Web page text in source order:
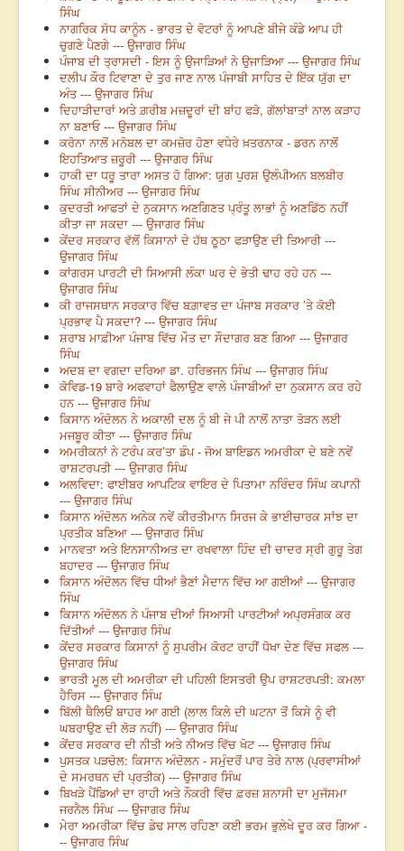
ਸਿੰਘ
ਨਾਗਰਿਕ ਸੋਧ ਕਾਨੂੰਨ - ਭਾਰਤ ਦੇ ਵੋਟਰਾਂ ਨੂੰ ਆਪਣੇ ਬੀਜੇ ਕੰਡੇ ਆਪ ਹੀ
ਚੁਗਣੇ ਪੈਣਗੇ --- ਉਜਾਗਰ ਸਿੰਘ
ਪੰਜਾਬ ਦੀ ਤ੍ਰਾਸਦੀ - ਇਸ ਨੂੰ ਉਜਾੜਿਆਂ ਨੇ ਉਜਾੜਿਆ --- ਉਜਾਗਰ ਸਿੰਘ
ਦਲੀਪ ਕੌਰ ਟਿਵਾਣਾ ਦੇ ਤੁਰ ਜਾਣ ਨਾਲ ਪੰਜਾਬੀ ਸਾਹਿਤ ਦੇ ਇੱਕ ਯੁੱਗ ਦਾ
ਅੰਤ --- ਉਜਾਗਰ ਸਿੰਘ
ਦਿਹਾੜੀਦਾਰਾਂ ਅਤੇ ਗ਼ਰੀਬ ਮਜ਼ਦੂਰਾਂ ਦੀ ਬਾਂਹ ਫੜੋ, ਗੱਲਾਂਬਾਤਾਂ ਨਾਲ ਕੜਾਹ
ਨਾ ਬਣਾਓ --- ਉਜਾਗਰ ਸਿੰਘ
ਕਰੋਨਾ ਨਾਲੋਂ ਮਨੋਬਲ ਦਾ ਕਮਜ਼ੋਰ ਹੋਣਾ ਵਧੇਰੇ ਖ਼ਤਰਨਾਕ - ਡਰਨ ਨਾਲੋਂ
ਇਹਤਿਆਤ ਜ਼ਰੂਰੀ --- ਉਜਾਗਰ ਸਿੰਘ
ਹਾਕੀ ਦਾ ਧਰੂ ਤਾਰਾ ਅਸਤ ਹੋ ਗਿਆ: ਯੁਗ ਪੁਰਸ਼ ਉਲੰਪੀਅਨ ਬਲਬੀਰ
ਸਿੰਘ ਸੀਨੀਅਰ --- ਉਜਾਗਰ ਸਿੰਘ
ਕੁਦਰਤੀ ਆਫਤਾਂ ਦੇ ਨੁਕਸਾਨ ਅਣਗਿਣਤ ਪ੍ਰੰਤੂ ਲਾਭਾਂ ਨੂੰ ਅਣਡਿੱਠ ਨਹੀਂ
ਕੀਤਾ ਜਾ ਸਕਦਾ --- ਉਜਾਗਰ ਸਿੰਘ
ਕੇਂਦਰ ਸਰਕਾਰ ਵੱਲੋਂ ਕਿਸਾਨਾਂ ਦੇ ਹੱਥ ਠੂਠਾ ਫੜਾਉਣ ਦੀ ਤਿਆਰੀ ---
ਉਜਾਗਰ ਸਿੰਘ
ਕਾਂਗਰਸ ਪਾਰਟੀ ਦੀ ਸਿਆਸੀ ਲੰਕਾ ਘਰ ਦੇ ਭੇਤੀ ਢਾਹ ਰਹੇ ਹਨ ---
ਉਜਾਗਰ ਸਿੰਘ
ਕੀ ਰਾਜਸਥਾਨ ਸਰਕਾਰ ਵਿੱਚ ਬਗ਼ਾਵਤ ਦਾ ਪੰਜਾਬ ਸਰਕਾਰ ’ਤੇ ਕੋਈ
ਪ੍ਰਭਾਵ ਪੈ ਸਕਦਾ? --- ਉਜਾਗਰ ਸਿੰਘ
ਸ਼ਰਾਬ ਮਾਫ਼ੀਆ ਪੰਜਾਬ ਵਿੱਚ ਮੌਤ ਦਾ ਸੌਦਾਗਰ ਬਣ ਗਿਆ --- ਉਜਾਗਰ
ਸਿੰਘ
ਅਦਬ ਦਾ ਵਗਦਾ ਦਰਿਆ ਡਾ. ਹਰਿਭਜਨ ਸਿੰਘ --- ਉਜਾਗਰ ਸਿੰਘ
ਕੋਵਿਡ-19 ਬਾਰੇ ਅਫਵਾਹਾਂ ਫੈਲਾਉਣ ਵਾਲੇ ਪੰਜਾਬੀਆਂ ਦਾ ਨੁਕਸਾਨ ਕਰ ਰਹੇ
ਹਨ --- ਉਜਾਗਰ ਸਿੰਘ
ਕਿਸਾਨ ਅੰਦੋਲਨ ਨੇ ਅਕਾਲੀ ਦਲ ਨੂੰ ਬੀ ਜੇ ਪੀ ਨਾਲੋਂ ਨਾਤਾ ਤੋੜਨ ਲਈ
ਮਜਬੂਰ ਕੀਤਾ --- ਉਜਾਗਰ ਸਿੰਘ
ਅਮਰੀਕਨਾਂ ਨੇ ਟਰੰਪ ਕਰ’ਤਾ ਡੰਪ - ਜੋਅ ਬਾਇਡਨ ਅਮਰੀਕਾ ਦੇ ਬਣੇ ਨਵੇਂ
ਰਾਸ਼ਟਰਪਤੀ --- ਉਜਾਗਰ ਸਿੰਘ
ਅਲਵਿਦਾ: ਫਾਈਬਰ ਆਪਟਿਕ ਵਾਇਰ ਦੇ ਪਿਤਾਮਾ ਨਰਿੰਦਰ ਸਿੰਘ ਕਪਾਨੀ
--- ਉਜਾਗਰ ਸਿੰਘ
ਕਿਸਾਨ ਅੰਦੋਲਨ ਅਨੇਕ ਨਵੇਂ ਕੀਰਤੀਮਾਨ ਸਿਰਜ ਕੇ ਭਾਈਚਾਰਕ ਸਾਂਝ ਦਾ
ਪ੍ਰਤੀਕ ਬਣਿਆ --- ਉਜਾਗਰ ਸਿੰਘ
ਮਾਨਵਤਾ ਅਤੇ ਇਨਸਾਨੀਅਤ ਦਾ ਰਖਵਾਲਾ ਹਿੰਦ ਦੀ ਚਾਦਰ ਸ੍ਰੀ ਗੁਰੂ ਤੇਗ
ਬਹਾਦਰ --- ਉਜਾਗਰ ਸਿੰਘ
ਕਿਸਾਨ ਅੰਦੋਲਨ ਵਿੱਚ ਧੀਆਂ ਭੈਣਾਂ ਮੈਦਾਨ ਵਿੱਚ ਆ ਗਈਆਂ --- ਉਜਾਗਰ
ਸਿੰਘ
ਕਿਸਾਨ ਅੰਦੋਲਨ ਨੇ ਪੰਜਾਬ ਦੀਆਂ ਸਿਆਸੀ ਪਾਰਟੀਆਂ ਅਪ੍ਰਸੰਗਕ ਕਰ
ਦਿੱਤੀਆਂ --- ਉਜਾਗਰ ਸਿੰਘ
ਕੇਂਦਰ ਸਰਕਾਰ ਕਿਸਾਨਾਂ ਨੂੰ ਸੁਪਰੀਮ ਕੋਰਟ ਰਾਹੀਂ ਧੋਖਾ ਦੇਣ ਵਿੱਚ ਸਫਲ ---
ਉਜਾਗਰ ਸਿੰਘ
ਭਾਰਤੀ ਮੂਲ ਦੀ ਅਮਰੀਕਾ ਦੀ ਪਹਿਲੀ ਇਸਤਰੀ ਉਪ ਰਾਸ਼ਟਰਪਤੀ: ਕਮਲਾ
ਹੈਰਿਸ --- ਉਜਾਗਰ ਸਿੰਘ
ਬਿੱਲੀ ਥੈਲਿਓਂ ਬਾਹਰ ਆ ਗਈ (ਲਾਲ ਕਿਲੇ ਦੀ ਘਟਨਾ ਤੋਂ ਕਿਸੇ ਨੂੰ ਵੀ
ਘਬਰਾਉਣ ਦੀ ਲੋੜ ਨਹੀਂ) --- ਉਜਾਗਰ ਸਿੰਘ
ਕੇਂਦਰ ਸਰਕਾਰ ਦੀ ਨੀਤੀ ਅਤੇ ਨੀਅਤ ਵਿੱਚ ਖੋਟ --- ਉਜਾਗਰ ਸਿੰਘ
ਪੁਸਤਕ ਪੜਚੋਲ: ਕਿਸਾਨ ਅੰਦੋਲਨ - ਸਮੁੰਦਰੋਂ ਪਾਰ ਤੇਰੇ ਨਾਲ (ਪ੍ਰਵਾਸੀਆਂ
ਦੇ ਸਮਰਥਨ ਦੀ ਪ੍ਰਤੀਕ) --- ਉਜਾਗਰ ਸਿੰਘ
ਬਿਖੜੇ ਪੈਂਡਿਆਂ ਦਾ ਰਾਹੀ ਅਤੇ ਨੌਕਰੀ ਵਿੱਚ ਫ਼ਰਜ਼ ਸ਼ਨਾਸੀ ਦਾ ਮੁਜੱਸਮਾ
ਜਰਨੈਲ ਸਿੰਘ --- ਉਜਾਗਰ ਸਿੰਘ
ਮੇਰਾ ਅਮਰੀਕਾ ਵਿੱਚ ਡੇਢ ਸਾਲ ਰਹਿਣਾ ਕਈ ਭਰਮ ਭੁਲੇਖੇ ਦੂਰ ਕਰ ਗਿਆ -
-- ਉਜਾਗਰ ਸਿੰਘ